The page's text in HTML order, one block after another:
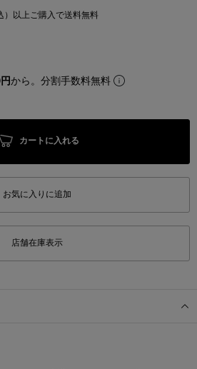
）以上ご購入で送料無料
から。分割手数料無料
カートに入れる
お気に入りに追加
店舗在庫表示